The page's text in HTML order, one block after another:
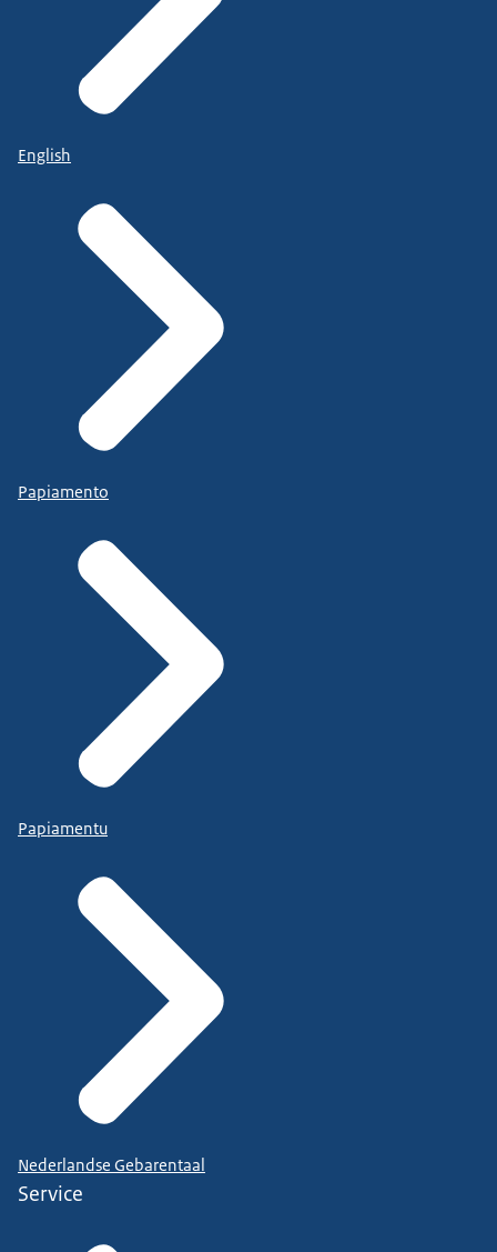
English
Papiamento
Papiamentu
Nederlandse Gebarentaal
Service